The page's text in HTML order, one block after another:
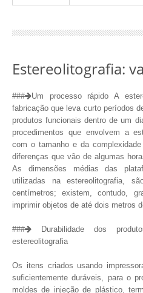
Estereolitografia:
###
Um processo rápido A
fabricação que leva curto períodos
produtos funcionais dentro de um
procedimentos que envolvem a
com o tamanho e da
diferenças que vão de algumas
As dimensões médias das
utilizadas na
centímetros; existem, contudo,
imprimir objetos de até dois metros
###
Durabilidade dos
estereolitografia
Os itens criados usando
suficientemente duráveis, para o
moldes de injeção de plástico,